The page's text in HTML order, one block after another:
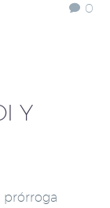
0
Y
prórroga